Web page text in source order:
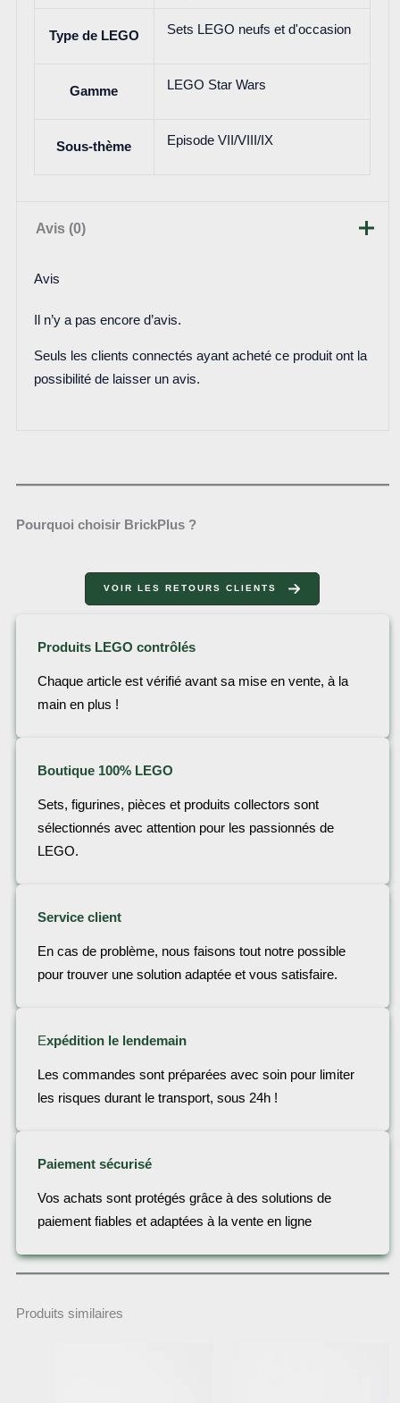
Type de LEGO Sets LEGO neufs et d'occasion
Gamme LEGO Star Wars
Sous-thème Episode VII/VIII/IX
Avis (0)
Avis
Il n’y a pas encore d’avis.
Seuls les clients connectés ayant acheté ce produit ont la
possibilité de laisser un avis.
Pourquoi choisir BrickPlus ?
VOIR LES RETOURS CLIENTS
Produits LEGO contrôlés
Chaque article est vérifié avant sa mise en vente, à la
main en plus !
Boutique 100% LEGO
Sets, figurines, pièces et produits collectors sont
sélectionnés avec attention pour les passionnés de
LEGO.
Service client
En cas de problème, nous faisons tout notre possible
pour trouver une solution adaptée et vous satisfaire.
Expédition le lendemain
Les commandes sont préparées avec soin pour limiter
les risques durant le transport, sous 24h !
Paiement sécurisé
Vos achats sont protégés grâce à des solutions de
paiement fiables et adaptées à la vente en ligne
Produits similaires